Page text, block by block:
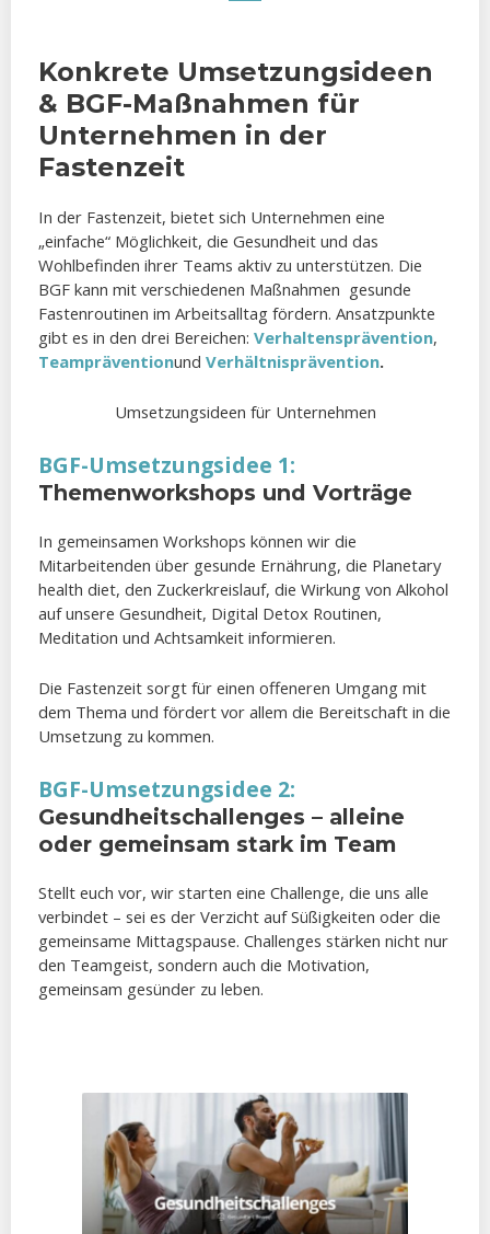
Konkrete Umsetzungsideen
& BGF-Maßnahmen für
Unternehmen in der
Fastenzeit
In der Fastenzeit, bietet sich Unternehmen eine
„einfache“ Möglichkeit, die Gesundheit und das
Wohlbefinden ihrer Teams aktiv zu unterstützen. Die
BGF kann mit verschiedenen Maßnahmen gesunde
Fastenroutinen im Arbeitsalltag fördern. Ansatzpunkte
gibt es in den drei Bereichen: Verhaltensprävention,
Teampräventionund Verhältnisprävention.
Umsetzungsideen für Unternehmen
BGF-Umsetzungsidee 1:
Themenworkshops und Vorträge
In gemeinsamen Workshops können wir die
Mitarbeitenden über gesunde Ernährung, die Planetary
health diet, den Zuckerkreislauf, die Wirkung von Alkohol
auf unsere Gesundheit, Digital Detox Routinen,
Meditation und Achtsamkeit informieren.
Die Fastenzeit sorgt für einen offeneren Umgang mit
dem Thema und fördert vor allem die Bereitschaft in die
Umsetzung zu kommen.
BGF-Umsetzungsidee 2:
Gesundheitschallenges – alleine
oder gemeinsam stark im Team
Stellt euch vor, wir starten eine Challenge, die uns alle
verbindet – sei es der Verzicht auf Süßigkeiten oder die
gemeinsame Mittagspause. Challenges stärken nicht nur
den Teamgeist, sondern auch die Motivation,
gemeinsam gesünder zu leben.